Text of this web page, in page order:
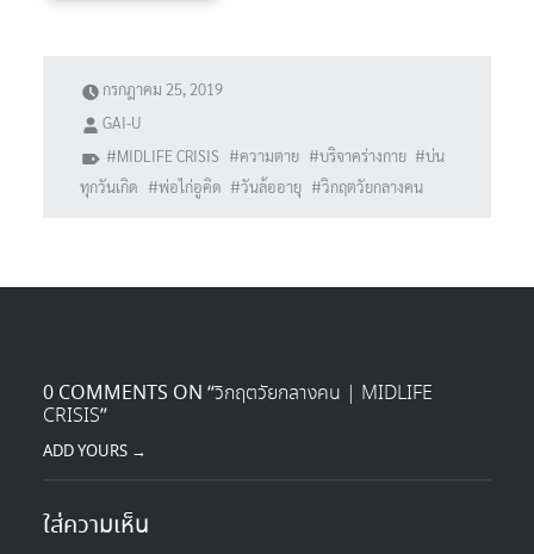
กรกฎาคม 25, 2019
GAI-U
MIDLIFE CRISIS
ความตาย บริจาคร่างกาย
บ่น
ทุกวันเกิด
พ่อไก่อูคิด วันล้ออายุ วิกฤตวัยกลางคน
0 COMMENTS ON “วิกฤตวัยกลางคน | MIDLIFE
CRISIS”
ADD YOURS →
ใส่ความเห็น